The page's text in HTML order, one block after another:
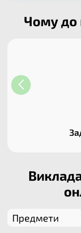
Чому до
Предмети